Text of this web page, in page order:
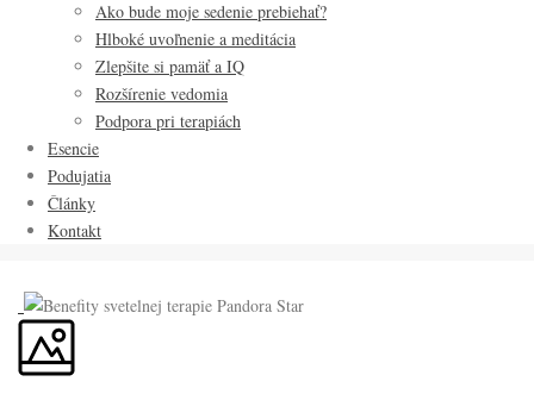
Ako bude moje sedenie prebiehať?
Hlboké uvoľnenie a meditácia
Zlepšite si pamäť a IQ
Rozšírenie vedomia
Podpora pri terapiách
Esencie
Podujatia
Články
Kontakt